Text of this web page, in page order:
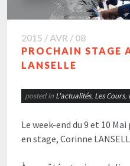
2015 / AVR / 08
PROCHAIN STAGE
LANSELLE
posted in L'actualités, Les Cours,
Le week-end du 9 et 10
en stage, Corinne